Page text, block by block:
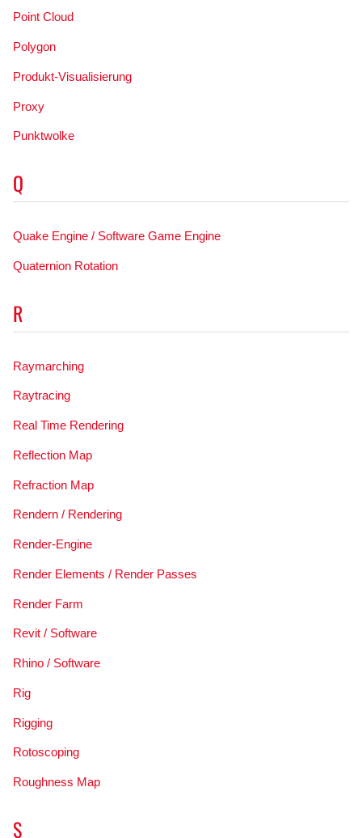
Point Cloud
Polygon
Produkt-Visualisierung
Proxy
Punktwolke
Q
Quake Engine / Software Game Engine
Quaternion Rotation
R
Raymarching
Raytracing
Real Time Rendering
Reflection Map
Refraction Map
Rendern / Rendering
Render-Engine
Render Elements / Render Passes
Render Farm
Revit / Software
Rhino / Software
Rig
Rigging
Rotoscoping
Roughness Map
S